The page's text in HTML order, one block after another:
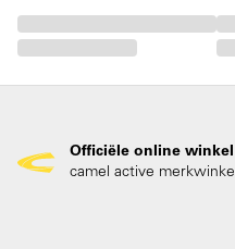
Officiële online winkel
camel active merkwinkel